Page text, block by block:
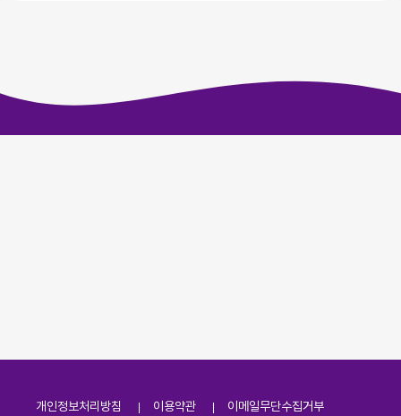
개인정보처리방침 이용약관 이메일무단수집거부